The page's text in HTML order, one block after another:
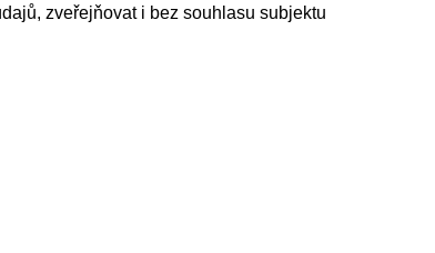
zveřejňovat i bez souhlasu subjektu